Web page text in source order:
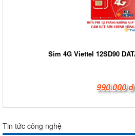
Sim 4G Viettel 12SD90
990.000 đ
Tin tức công nghệ